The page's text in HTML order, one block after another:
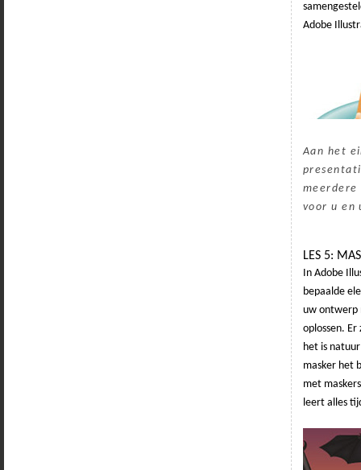
Adobe
Aan het
meerdere
voor u en
LES 5:
In Adobe
bepaalde
uw ontwerp
oplossen.
het is
masker het
met
leert alles